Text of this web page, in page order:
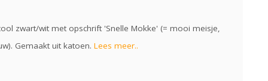
zwart/wit met opschrift 'Snelle Mokke' (= mooi meisje,
Gemaakt uit katoen. Lees meer..